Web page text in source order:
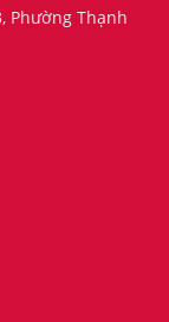
Phường Thạnh